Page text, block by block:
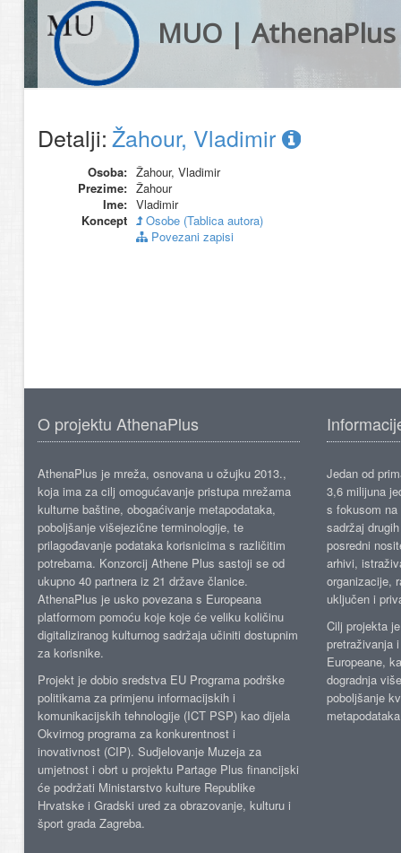
MUO | AthenaPlus
Detalji:Žahour, Vladimir
Osoba: Žahour, Vladimir
Prezime: Žahour
Ime: Vladimir
Koncept
Osobe (Tablica autora)
Povezani zapisi
O projektu AthenaPlus
AthenaPlus je mreža, osnovana u ožujku 2013.,
koja ima za cilj omogućavanje pristupa mrežama
kulturne baštine, obogaćivanje metapodataka,
poboljšanje višejezične terminologije, te
prilagođavanje podataka korisnicima s različitim
potrebama. Konzorcij Athene Plus sastoji se od
ukupno 40 partnera iz 21 države članice.
AthenaPlus je usko povezana s Europeana
platformom pomoću koje koje će veliku količinu
digitaliziranog kulturnog sadržaja učiniti dostupnim
za korisnike.
Projekt je dobio sredstva EU Programa podrške
politikama za primjenu informacijskih i
komunikacijskih tehnologije (ICT PSP) kao dijela
Okvirnog programa za konkurentnost i
inovativnost (CIP). Sudjelovanje Muzeja za
umjetnost i obrt u projektu Partage Plus financijski
će podržati Ministarstvo kulture Republike
Hrvatske i Gradski ured za obrazovanje, kulturu i
šport grada Zagreba.
Jedan od
3,6 milijuna
s fokusom
sadržaj
posredni
arhivi,
organizacije,
uključen i
Cilj projekta
pretraživanja
Europeane,
dogradnja
poboljšanje